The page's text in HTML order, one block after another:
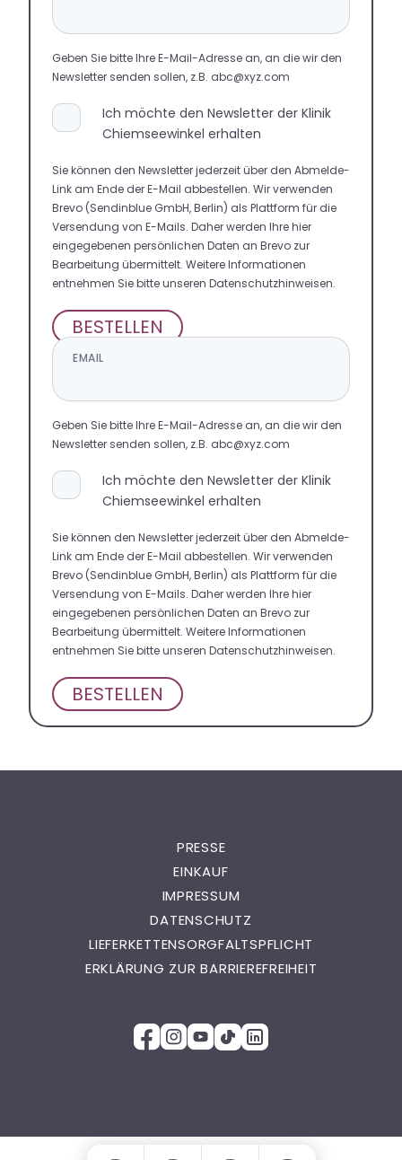
Geben Sie bitte Ihre E-Mail-Adresse an, an die wir den
Newsletter senden sollen, z.B. abc@xyz.com
Ich möchte den Newsletter der Klinik
Chiemseewinkel erhalten
Sie können den Newsletter jederzeit über den Abmelde-
Link am Ende der E-Mail abbestellen. Wir verwenden
Brevo (Sendinblue GmbH, Berlin) als Plattform für die
Versendung von E-Mails. Daher werden Ihre hier
eingegebenen persönlichen Daten an Brevo zur
Bearbeitung übermittelt. Weitere Informationen
entnehmen Sie bitte unseren Datenschutzhinweisen.
BESTELLEN
EMAIL
Geben Sie bitte Ihre E-Mail-Adresse an, an die wir den
Newsletter senden sollen, z.B. abc@xyz.com
Ich möchte den Newsletter der Klinik
Chiemseewinkel erhalten
Sie können den Newsletter jederzeit über den Abmelde-
Link am Ende der E-Mail abbestellen. Wir verwenden
Brevo (Sendinblue GmbH, Berlin) als Plattform für die
Versendung von E-Mails. Daher werden Ihre hier
eingegebenen persönlichen Daten an Brevo zur
Bearbeitung übermittelt. Weitere Informationen
entnehmen Sie bitte unseren Datenschutzhinweisen.
BESTELLEN
PRESSE
EINKAUF
IMPRESSUM
DATENSCHUTZ
LIEFERKETTENSORGFALTSPFLICHT
ERKLÄRUNG ZUR BARRIEREFREIHEIT